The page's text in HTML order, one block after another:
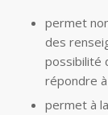
permet
des
possibilité
répondre
permet à